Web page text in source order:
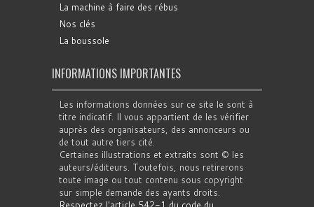
La machine à faire des rébus
Nos clés
La boussole
INFORMATIONS IMPORTANTES
Les informations données sur ce site le sont à
titre indicatif. Il vous appartient de les vérifier
auprès des organisateurs, des annonceurs ou
de tout autre tiers cité.
Certaines illustrations et extraits sont © les
auteurs/éditeurs. Toutefois, nous retirerons
toute image ou tout contenu sous copyright
sur simple demande des ayants droits.